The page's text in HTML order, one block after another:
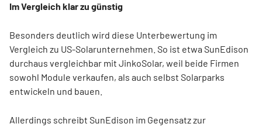
Im Vergleich klar zu günstig
Besonders deutlich wird diese Unterbewertung im
Vergleich zu US-Solarunternehmen. So ist etwa SunEdison
durchaus vergleichbar mit JinkoSolar, weil beide Firmen
sowohl Module verkaufen, als auch selbst Solarparks
entwickeln und bauen.
Allerdings schreibt SunEdison im Gegensatz zur